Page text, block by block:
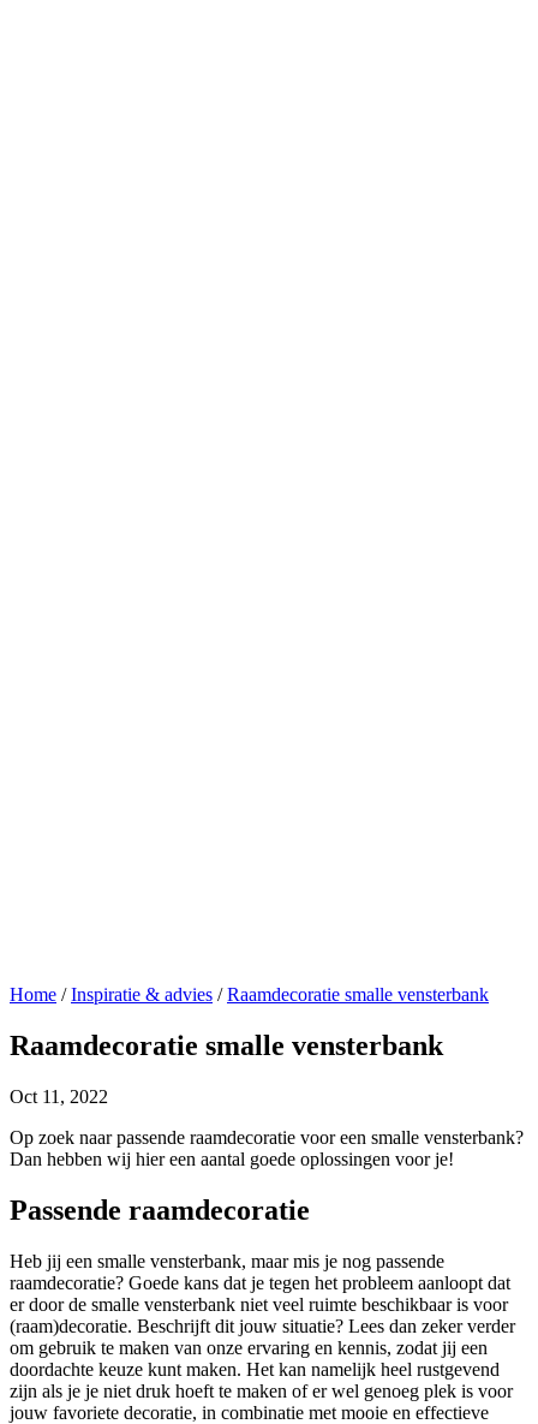
Home / Inspiratie & advies / Raamdecoratie smalle vensterbank
Raamdecoratie smalle vensterbank
Oct 11, 2022
Op zoek naar passende raamdecoratie voor een smalle vensterbank?
Dan hebben wij hier een aantal goede oplossingen voor je!
Passende raamdecoratie
Heb jij een smalle vensterbank, maar mis je nog passende
raamdecoratie? Goede kans dat je tegen het probleem aanloopt dat
er door de smalle vensterbank niet veel ruimte beschikbaar is voor
(raam)decoratie. Beschrijft dit jouw situatie? Lees dan zeker verder
om gebruik te maken van onze ervaring en kennis, zodat jij een
doordachte keuze kunt maken. Het kan namelijk heel rustgevend
zijn als je je niet druk hoeft te maken of er wel genoeg plek is voor
jouw favoriete decoratie, in combinatie met mooie en effectieve